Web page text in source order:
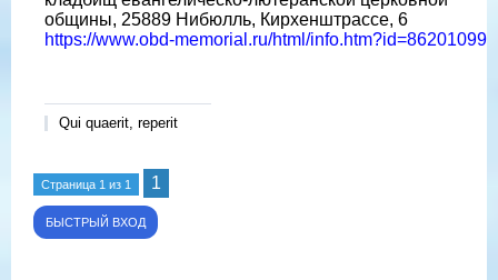
общины, 25889 Нибюлль, Кирхенштрассе, 6
https://www.obd-memorial.ru/html/info.htm?id=86201099
Qui quaerit, reperit
Страница 1 из 1 1